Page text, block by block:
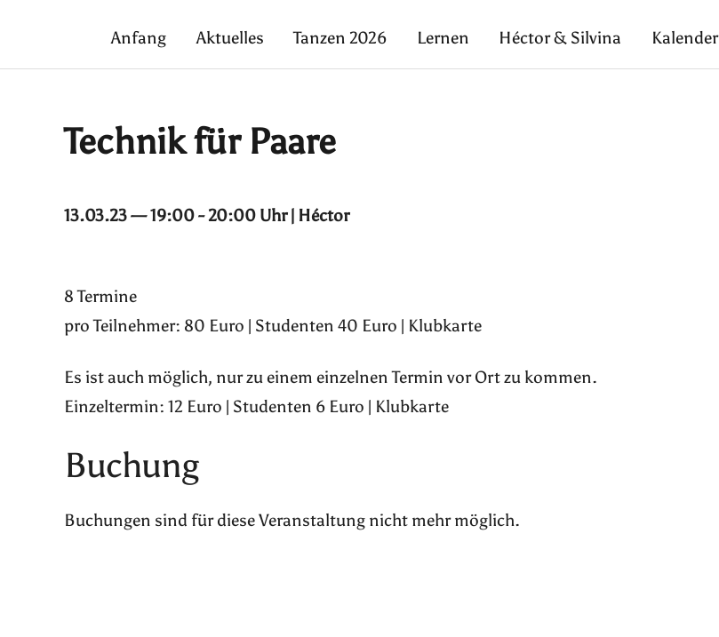
Anfang Aktuelles Tanzen 2026 Lernen Héctor & Silvina Kalender
Technik für Paare
13.03.23 — 19:00 - 20:00 Uhr | Héctor
8 Termine
pro Teilnehmer: 80 Euro | Studenten 40 Euro | Klubkarte
Es ist auch möglich, nur zu einem einzelnen Termin vor Ort zu kommen.
Einzeltermin: 12 Euro | Studenten 6 Euro | Klubkarte
Buchung
Buchungen sind für diese Veranstaltung nicht mehr möglich.